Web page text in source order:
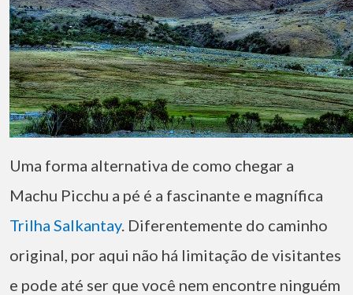
Uma forma alternativa de como chegar a
Machu Picchu a pé é a fascinante e magnífica
Trilha Salkantay. Diferentemente do caminho
original, por aqui não há limitação de visitantes
e pode até ser que você nem encontre ninguém